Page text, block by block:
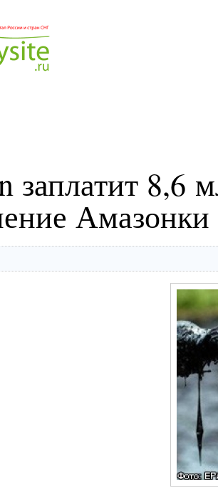
заплатит 8,6
Амазонки